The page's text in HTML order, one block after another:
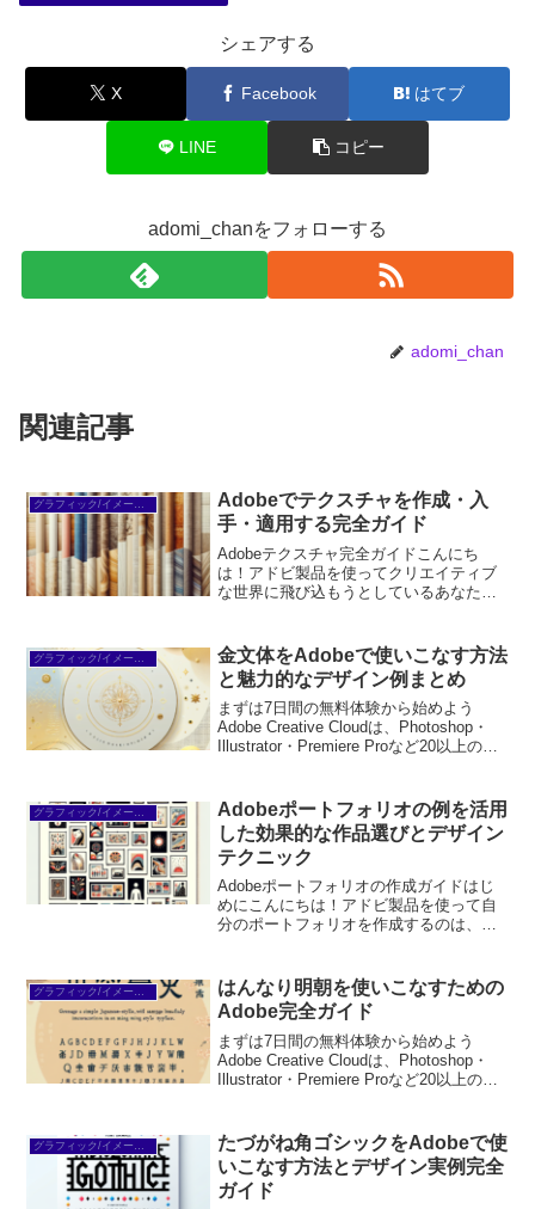
シェアする
X Facebook はてブ
LINE コピー
adomi_chanをフォローする
adomi_chan
関連記事
Adobeでテクスチャを作成・入
手・適用する完全ガイド
Adobeテクスチャ完全ガイドこんにち
は！アドビ製品を使ってクリエイティブ
な世界に飛び込もうとしているあなた
与える重要な要素です。この記事では、
初心者でもわかりやすいよ...
金文体をAdobeで使いこなす方法
と魅力的なデザイン例まとめ
まずは7日間の無料体験から始めよう
Adobe Creative Cloudは、Photoshop・
Illustrator・Premiere Proなど20以上のア
→※...
グラフィック/イメージ編集
Adobeポートフォリオの例を活用
した効果的な作品選びとデザイン
テクニック
Adobeポートフォリオの作成ガイドはじ
めにこんにちは！アドビ製品を使って自
分のポートフォリオを作成するのは、ク
えば良いのか、どんな作品を載せるべき
か、悩むことも多いで...
はんなり明朝を使いこなすための
Adobe完全ガイド
まずは7日間の無料体験から始めよう
Adobe Creative Cloudは、Photoshop・
Illustrator・Premiere Proなど20以上のア
→※...
たづがね角ゴシックをAdobeで使
いこなす方法とデザイン実例完全
ガイド